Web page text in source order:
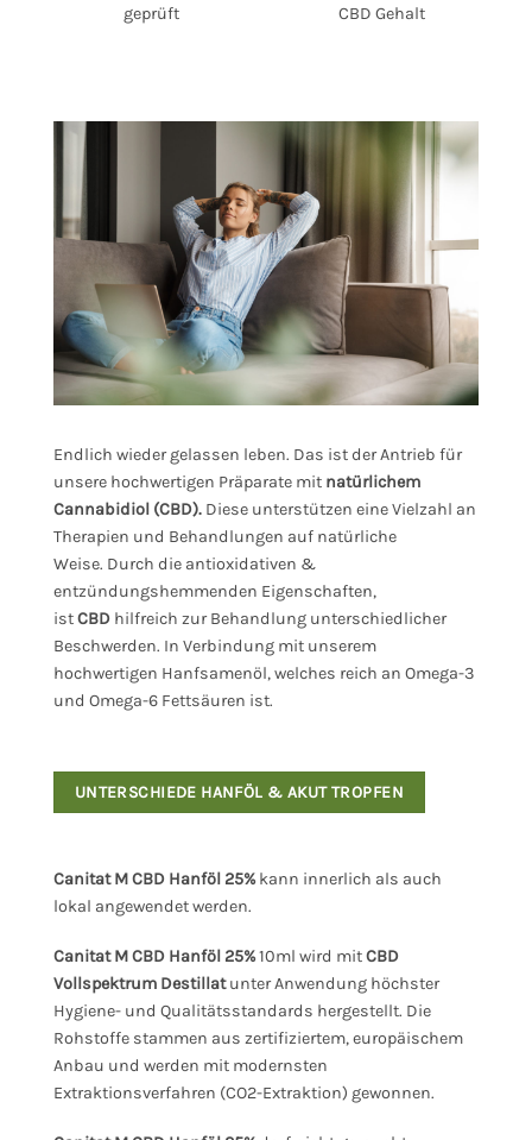
geprüft CBD Gehalt
Endlich wieder gelassen leben. Das ist der Antrieb für
unsere hochwertigen Präparate mit natürlichem
Cannabidiol (CBD). Diese unterstützen eine Vielzahl an
Therapien und Behandlungen auf natürliche
Weise. Durch die antioxidativen &
entzündungshemmenden Eigenschaften,
istCBD hilfreich zur Behandlung unterschiedlicher
Beschwerden. In Verbindung mit unserem
hochwertigen Hanfsamenöl, welches reich an Omega-3
und Omega-6 Fettsäuren ist.
UNTERSCHIEDE HANFÖL & AKUT TROPFEN
Canitat M CBD Hanföl 25%kann innerlich als auch
lokal angewendet werden.
Canitat M CBD Hanföl 25%10ml wird mitCBD
Vollspektrum Destillatunter Anwendung höchster
Hygiene- und Qualitätsstandards hergestellt. Die
Rohstoffe stammen aus zertifiziertem, europäischem
Anbau und werden mit modernsten
Extraktionsverfahren (CO2-Extraktion) gewonnen.